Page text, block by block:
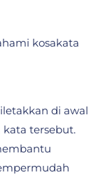
kosakata
di awal
tersebut.